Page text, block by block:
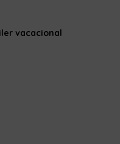
vacacional